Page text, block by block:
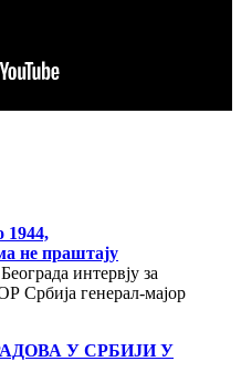
1944,
не праштају
интервју за
генерал-мајор
У СРБИЈИ У